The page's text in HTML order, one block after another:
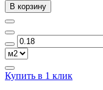
В корзину
Купить в 1 клик